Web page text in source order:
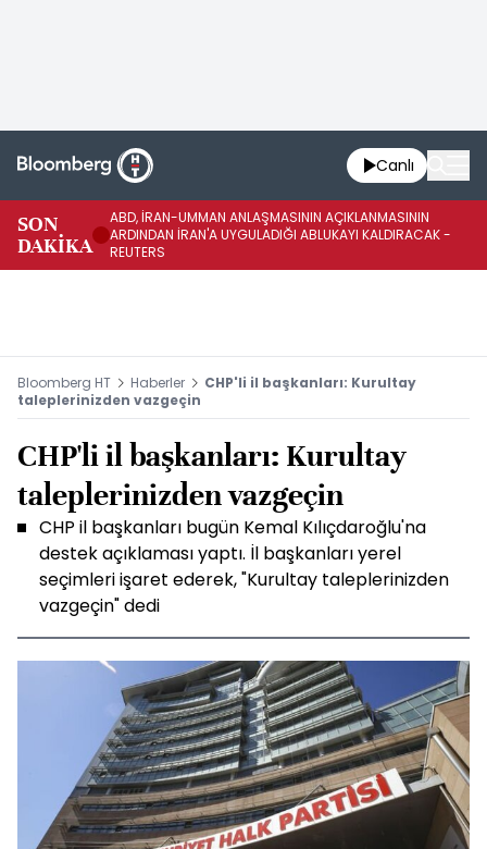
Canlı
SON
DAKİKA
ABD, İRAN-UMMAN ANLAŞMASININ AÇIKLANMASININ
ARDINDAN İRAN'A UYGULADIĞI ABLUKAYI KALDIRACAK -
REUTERS
Bloomberg HT Haberler
CHP'li il başkanları: Kurultay
taleplerinizden vazgeçin
CHP'li il başkanları: Kurultay
taleplerinizden vazgeçin
CHP il başkanları bugün Kemal Kılıçdaroğlu'na
destek açıklaması yaptı. İl başkanları yerel
seçimleri işaret ederek, "Kurultay taleplerinizden
vazgeçin" dedi